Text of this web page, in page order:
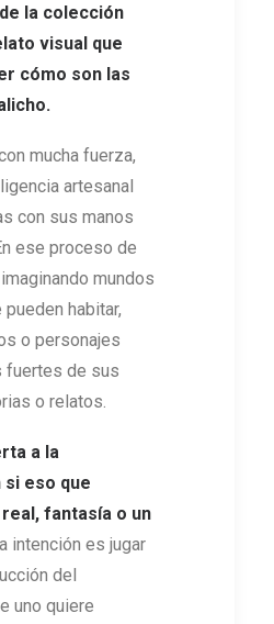
la colección
visual que
cómo son las
mucha fuerza,
artesanal
con sus manos
ese proceso de
mundos
habitar,
o personajes
fuertes de sus
o relatos.
a la
si eso que
fantasía o un
intención es jugar
del
uno quiere